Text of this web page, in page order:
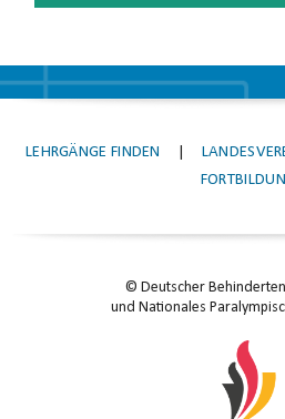
LEHRGÄNGE FINDEN
© Deutscher
und Nationales